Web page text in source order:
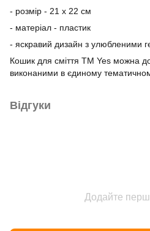
- розмір - 21 х 22 см
- матеріал - пластик
- яскравий дизайн з улюбленими
Кошик для сміття ТМ Yes можна
виконаними в єдиному
Відгуки
Додайте